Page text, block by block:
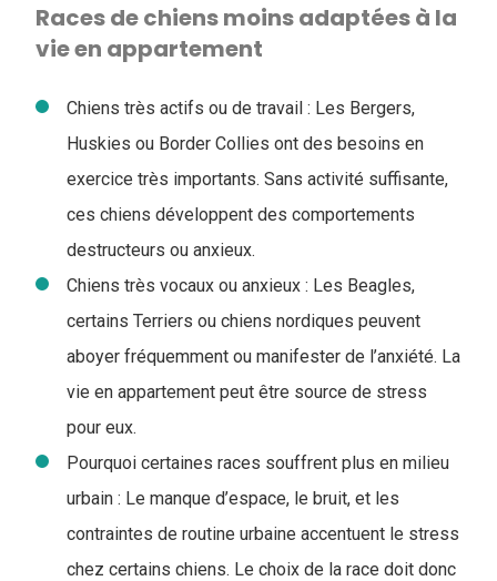
Races de chiens moins adaptées à la
vie en appartement
Chiens très actifs ou de travail : Les Bergers,
Huskies ou Border Collies ont des besoins en
exercice très importants. Sans activité suffisante,
ces chiens développent des comportements
destructeurs ou anxieux.
Chiens très vocaux ou anxieux : Les Beagles,
certains Terriers ou chiens nordiques peuvent
aboyer fréquemment ou manifester de l’anxiété. La
vie en appartement peut être source de stress
pour eux.
Pourquoi certaines races souffrent plus en milieu
urbain : Le manque d’espace, le bruit, et les
contraintes de routine urbaine accentuent le stress
chez certains chiens. Le choix de la race doit donc